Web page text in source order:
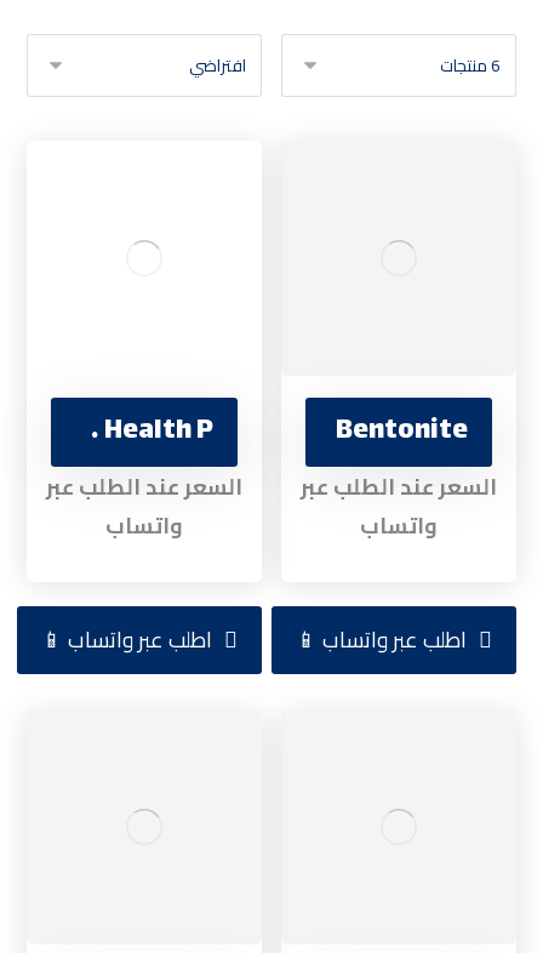
Bentonite
السعر عند الطلب عبر
واتساب
اطلب عبر واتساب 📱
Bio Health P
السعر عند الطلب عبر
واتساب
اطلب عبر واتساب 📱